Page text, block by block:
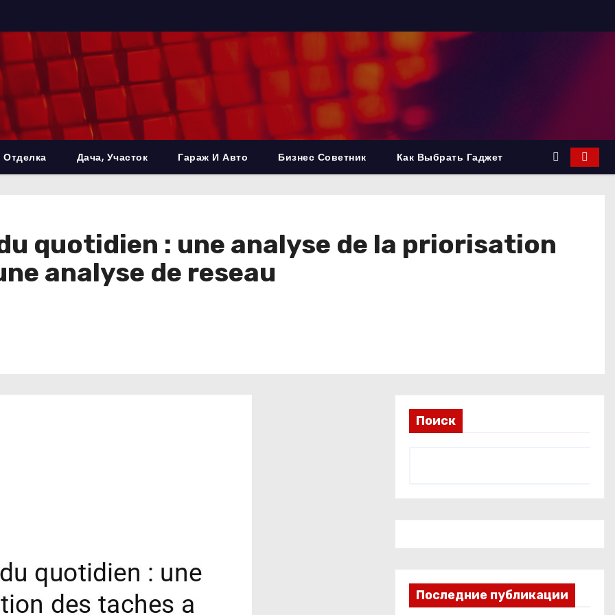
Дача, Участок Гараж И Авто Бизнес Советник Как Выбрать Гаджет
quotidien : une analyse de la priorisation
analyse de reseau
Поиск
Последние публикации